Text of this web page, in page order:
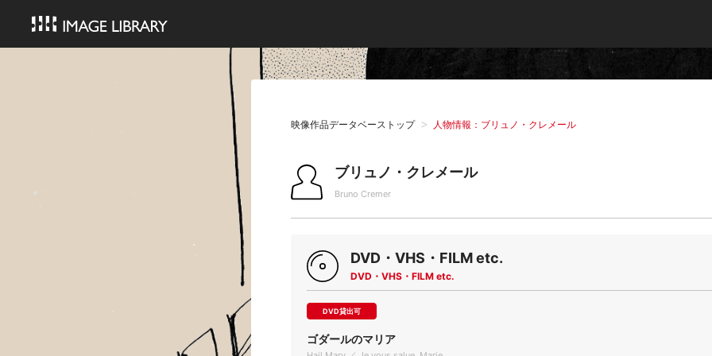
映像作品データベーストップ 人物情報：ブリュノ・クレメール
ブリュノ・クレメール
Bruno Cremer
DVD・VHS・FILM etc.
DVD・VHS・FILM etc.
DVD貸出可
ゴダールのマリア